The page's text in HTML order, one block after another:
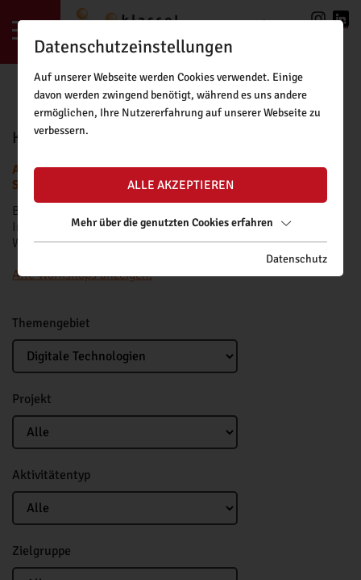
LOGIN|REGISTRIERUNG
KLASSE!FORSCHUNG BUCHUNGSTOOL
ACHTUNG: BUCHUNGSANFRAGEN FÜR DAS NEUE
SCHULJAHR SIND AB FREITAG, 11.09.2026, MÖGLICH.
Bitte beachten Sie unsere
Informationen zu Fördermöglichkeiten für kostenpflichtige
Workshops finden Siehier.
Alle Workshops anzeigen.
Themengebiet
Projekt
Aktivitätentyp
Zielgruppe
Datenschutzeinstellungen
Auf unserer Webseite werden Cookies verwendet. Einige
davon werden zwingend benötigt, während es uns andere
ermöglichen, Ihre Nutzererfahrung auf unserer Webseite zu
verbessern.
ALLE AKZEPTIEREN
Mehr über die genutzten Cookies erfahren
Datenschutz